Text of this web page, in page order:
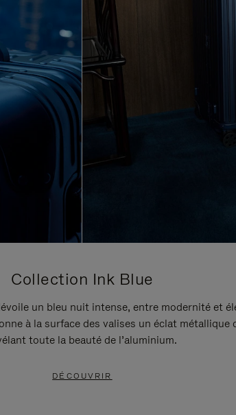
Collection Ink Blue
un bleu nuit intense, entre modernité et
à la surface des valises un éclat métallique
toute la beauté de l’aluminium.
DÉCOUVRIR